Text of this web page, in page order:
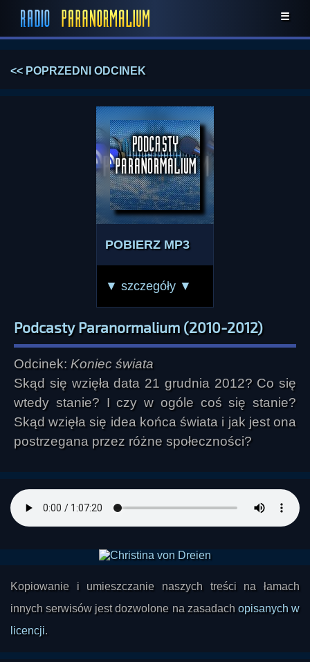
☰
<< POPRZEDNI ODCINEK
POBIERZ MP3
▼ szczegóły ▼
Podcasty Paranormalium (2010-2012)
Odcinek: Koniec świata
Skąd się wzięła data 21 grudnia 2012? Co się
wtedy stanie? I czy w ogóle coś się stanie?
Skąd wzięła się idea końca świata i jak jest ona
postrzegana przez różne społeczności?
Kopiowanie i umieszczanie naszych treści na łamach
innych serwisów jest dozwolone na zasadach opisanych w
licencji.